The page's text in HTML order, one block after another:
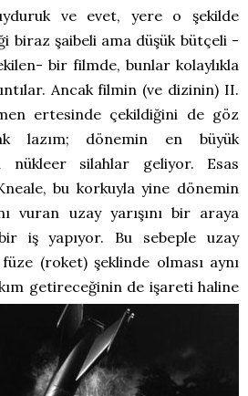
ve evet, yere o şekilde
biraz şaibeli ama düşük bütçeli -
bir filmde, bunlar kolaylıkla
Ancak filmin (ve dizinin) II.
ertesinde çekildiğini de göz
lazım; dönemin en büyük
nükleer silahlar geliyor. Esas
bu korkuyla yine dönemin
vuran uzay yarışını bir araya
iş yapıyor. Bu sebeple uzay
(roket) şeklinde olması aynı
getireceğinin de işareti haline